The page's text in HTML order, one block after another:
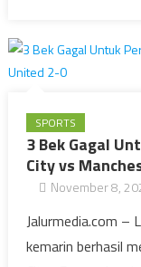
SPORTS
3 Bek Gagal
City vs
November 8,
Jalurmedia.com –
kemarin berhasil